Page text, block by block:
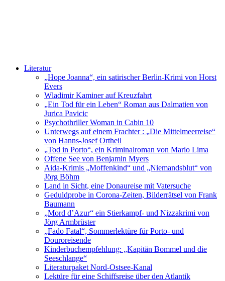
Literatur
„Hope Joanna“, ein satirischer Berlin-Krimi von Horst
Evers
Wladimir Kaminer auf Kreuzfahrt
„Ein Tod für ein Leben“ Roman aus Dalmatien von
Jurica Pavicic
Psychothriller Woman in Cabin 10
Unterwegs auf einem Frachter : „Die Mittelmeerreise“
von Hanns-Josef Ortheil
„Tod in Porto“, ein Kriminalroman von Mario Lima
Offene See von Benjamin Myers
Aida-Krimis „Moffenkind“ und „Niemandsblut“ von
Jörg Böhm
Land in Sicht, eine Donaureise mit Vatersuche
Geduldprobe in Corona-Zeiten, Bilderrätsel von Frank
Baumann
„Mord d’Azur“ ein Stierkampf- und Nizzakrimi von
Jörg Armbrüster
„Fado Fatal“, Sommerlektüre für Porto- und
Douroreisende
Kinderbuchempfehlung: „Kapitän Bommel und die
Seeschlange“
Literaturpaket Nord-Ostsee-Kanal
Lektüre für eine Schiffsreise über den Atlantik